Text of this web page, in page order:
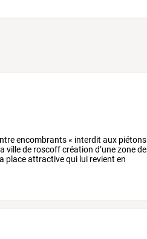
encombrants« interdit aux piétons
la villede roscoffcréation d’unezonede
la placeattractivequi lui revient en